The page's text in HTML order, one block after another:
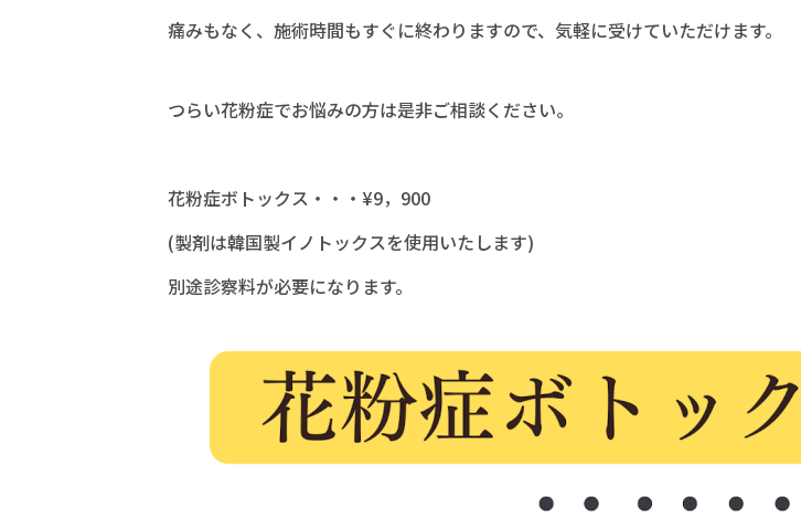
痛みもなく、施術時間もすぐに終わりますので、気軽に受けていただけます。
つらい花粉症でお悩みの方は是非ご相談ください。
花粉症ボトックス・・・¥9，900
(製剤は韓国製イノトックスを使用いたします)
別途診察料が必要になります。